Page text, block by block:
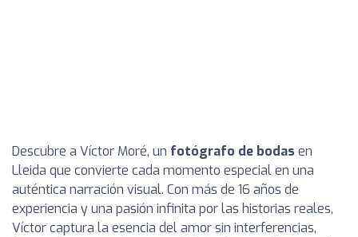
Descubre a Víctor Moré, un fotógrafo de bodas en
Lleida que convierte cada momento especial en una
auténtica narración visual. Con más de 16 años de
experiencia y una pasión infinita por las historias reales,
Víctor captura la esencia del amor sin interferencias,